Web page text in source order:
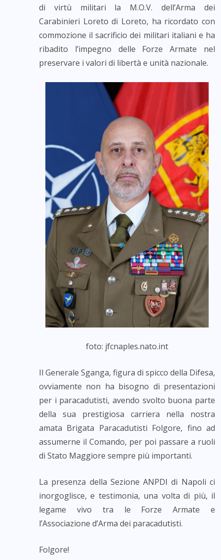
di virtù militari la M.O.V. dell’Arma dei
Carabinieri Loreto di Loreto, ha ricordato con
commozione il sacrificio dei militari italiani e ha
ribadito l’impegno delle Forze Armate nel
preservare i valori di libertà e unità nazionale.
foto: jfcnaples.nato.int
Il Generale Sganga, figura di spicco della Difesa,
ovviamente non ha bisogno di presentazioni
per i paracadutisti, avendo svolto buona parte
della sua prestigiosa carriera nella nostra
amata Brigata Paracadutisti Folgore, fino ad
assumerne il Comando, per poi passare a ruoli
di Stato Maggiore sempre più importanti.
La presenza della Sezione ANPDI di Napoli ci
inorgoglisce, e testimonia, una volta di più, il
legame vivo tra le Forze Armate e
l’Associazione d’Arma dei paracadutisti.
Folgore!